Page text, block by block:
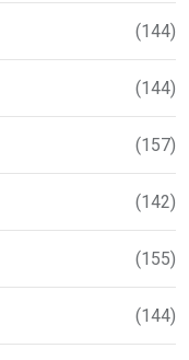
(144)
(144)
(157)
(142)
(155)
(144)